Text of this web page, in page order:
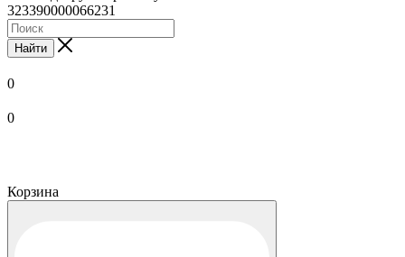
323390000066231
Найти
0
0
Корзина